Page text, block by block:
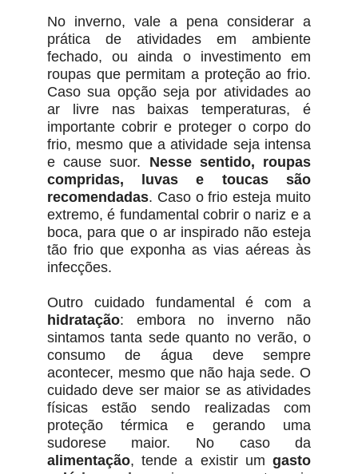
No inverno, vale a pena considerar a
prática de atividades em ambiente
fechado, ou ainda o investimento em
roupas que permitam a proteção ao frio.
Caso sua opção seja por atividades ao
ar livre nas baixas temperaturas, é
importante cobrir e proteger o corpo do
frio, mesmo que a atividade seja intensa
e cause suor. Nesse sentido, roupas
compridas, luvas e toucas são
recomendadas. Caso o frio esteja muito
extremo, é fundamental cobrir o nariz e a
boca, para que o ar inspirado não esteja
tão frio que exponha as vias aéreas às
infecções.
Outro cuidado fundamental é com a
hidratação: embora no inverno não
sintamos tanta sede quanto no verão, o
consumo de água deve sempre
acontecer, mesmo que não haja sede. O
cuidado deve ser maior se as atividades
físicas estão sendo realizadas com
proteção térmica e gerando uma
sudorese maior. No caso da
alimentação, tende a existir umgasto